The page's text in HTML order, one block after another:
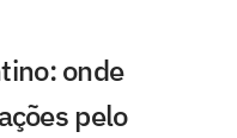
onde
pelo